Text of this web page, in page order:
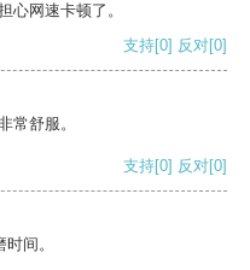
心网速卡顿了。
支持[0] 反对[0]
常舒服。
支持[0] 反对[0]
间。